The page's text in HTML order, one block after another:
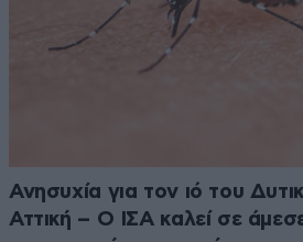
Ανησυχία για τον ιό του
Αττική – Ο ΙΣΑ καλεί σε